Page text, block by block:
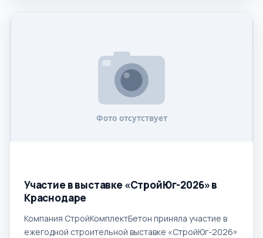
Участие в выставке «СтройЮг-2026» в
Краснодаре
Компания СтройКомплектБетон приняла участие в
ежегодной строительной выставке «СтройЮг-2026»